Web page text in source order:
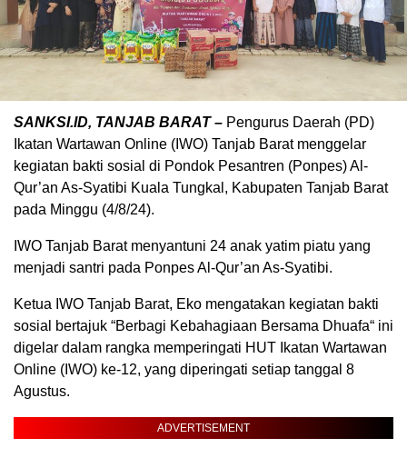
SANKSI.ID, TANJAB BARAT – Pengurus Daerah (PD)
Ikatan Wartawan Online (IWO) Tanjab Barat menggelar
kegiatan bakti sosial di Pondok Pesantren (Ponpes) Al-
Qur’an As-Syatibi Kuala Tungkal, Kabupaten Tanjab Barat
pada Minggu (4/8/24).
IWO Tanjab Barat menyantuni 24 anak yatim piatu yang
menjadi santri pada Ponpes Al-Qur’an As-Syatibi.
Ketua IWO Tanjab Barat, Eko mengatakan kegiatan bakti
sosial bertajuk “Berbagi Kebahagiaan Bersama Dhuafa“ ini
digelar dalam rangka memperingati HUT Ikatan Wartawan
Online (IWO) ke-12, yang diperingati setiap tanggal 8
Agustus.
ADVERTISEMENT